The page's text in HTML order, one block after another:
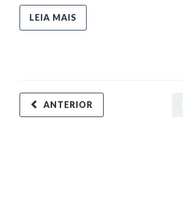
LEIA MAIS
ANTERIOR